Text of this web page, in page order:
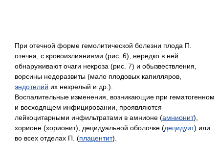
При отечной форме гемолитической болезни плода П.
отечна, с кровоизлияниями (рис. 6), нередко в ней
обнаруживают очаги некроза (рис. 7) и обызвествления,
ворсины недоразвиты (мало плодовых капилляров,
эндотелий их незрелый и др.).
Воспалительные изменения, возникающие при гематогенном
и восходящем инфицировании, проявляются
лейкоцитарными инфильтратами в амнионе (амнионит),
хорионе (хорионит), децидуальной оболочке (децидуит) или
во всех отделах П. (плацентит).